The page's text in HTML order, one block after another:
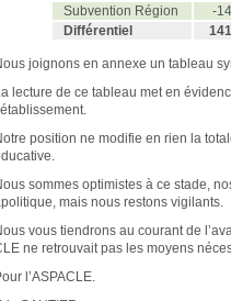
Subvention Région
-14
Différentiel
141
joignons en annexe un tableau
lecture de ce tableau met en
position ne modifie en rien la
sommes optimistes à ce stade,
mais nous restons vigilants.
vous tiendrons au courant de
ne retrouvait pas les moyens
l’ASPACLE.